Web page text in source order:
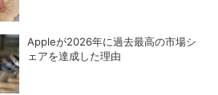
Appleが2026年に過去最⾼の市場シ
ェアを達成した理由